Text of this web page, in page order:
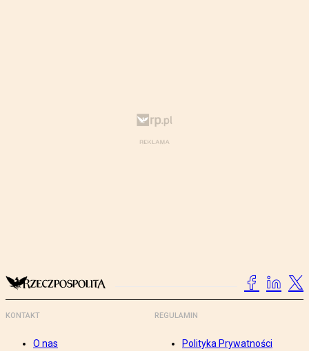
KONTAKT
O nas
REGULAMIN
Polityka Prywatności